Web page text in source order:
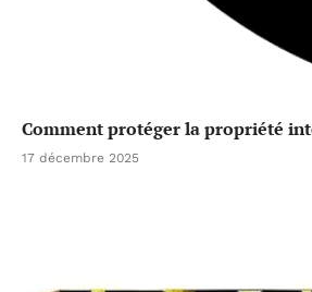
Comment protéger la propriété
17 décembre 2025